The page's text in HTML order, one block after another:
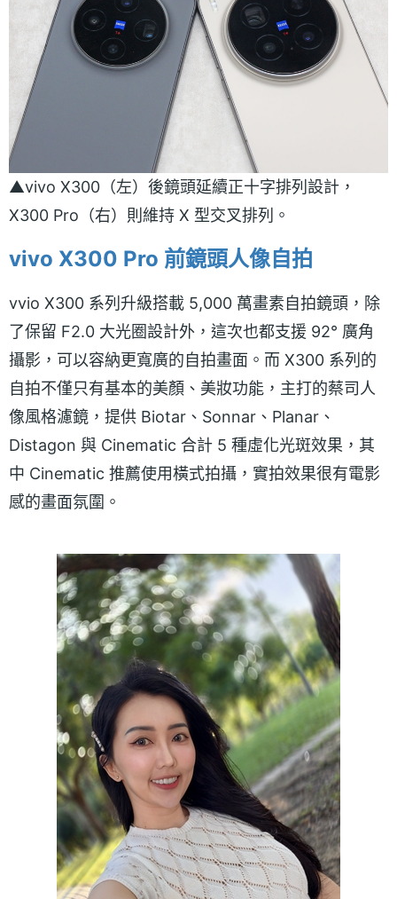
▲vivo X300（左）後鏡頭延續正十字排列設計，
X300 Pro（右）則維持 X 型交叉排列。
vivo X300 Pro 前鏡頭人像自拍
vvio X300 系列升級搭載 5,000 萬畫素自拍鏡頭，除
了保留 F2.0 大光圈設計外，這次也都支援 92° 廣角
攝影，可以容納更寬廣的自拍畫面。而 X300 系列的
自拍不僅只有基本的美顏、美妝功能，主打的蔡司人
像風格濾鏡，提供 Biotar、Sonnar、Planar、
Distagon 與 Cinematic 合計 5 種虛化光斑效果，其
中 Cinematic 推薦使用橫式拍攝，實拍效果很有電影
感的畫面氛圍。